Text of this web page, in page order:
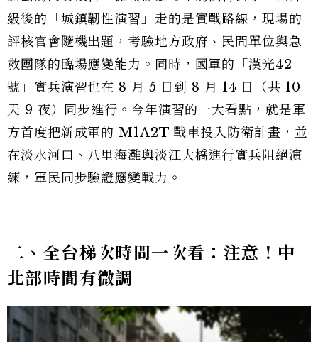
級後的「城鎮韌性演習」走的是實戰路線，現場的
評核官會隨機出題，考驗地方政府、民間單位與急
救團隊的臨場應變能力。同時，國軍的「漢光42
號」實兵演習也在 8 月 5 日到 8 月 14 日（共 10
天 9 夜）同步進行。今年演習的一大看點，就是軍
方首度把新成軍的 M1A2T 戰車投入防衛計畫，並
在淡水河口、八里海灘與淡江大橋進行實兵阻絕演
練，軍民同步驗證應變戰力。
二、全台梯次時間一次看：注意！中
北部時間有微調